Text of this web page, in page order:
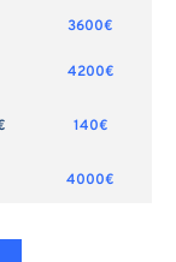
3600€
4200€
140€
4000€